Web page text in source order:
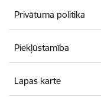
Privātuma politika
Piekļūstamība
Lapas karte